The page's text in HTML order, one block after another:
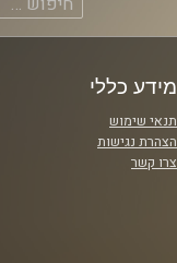
מידע כללי
תנאי שימוש
הצהרת נגישות
צרו קשר